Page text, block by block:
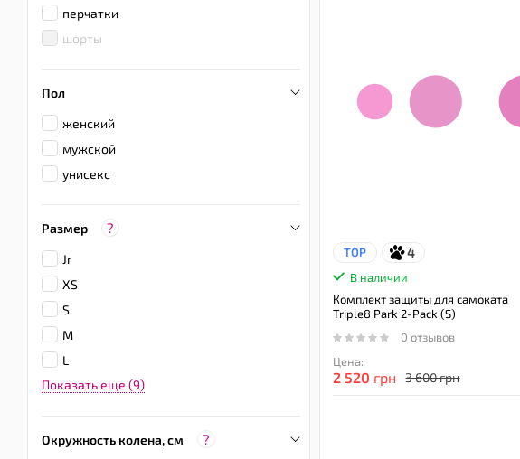
TOP 4
В наличии
Комплект защиты для самоката
Triple8 Park 2-Pack (S)
0 отзывов
Цена:
2 520 грн 3 600 грн
перчатки
шорты
Пол
женский
мужской
унисекс
Размер ?
Jr
XS
S
M
L
Показать еще (9)
Окружность колена, см ?